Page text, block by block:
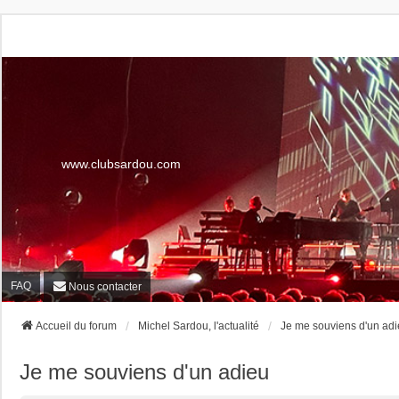
www.clubsardou.com
FAQ Nous contacter
Accueil du forum Michel Sardou, l'actualité Je me souviens d'un
Je me souviens d'un adieu